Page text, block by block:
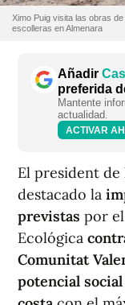
Ximo Puig visita las obras
escolleras en Almenara
Añadir
preferida
Mantente
actualidad.
ACTIVAR
El president de
destacado la
previstas por
Ecológica
Comunitat
potencial